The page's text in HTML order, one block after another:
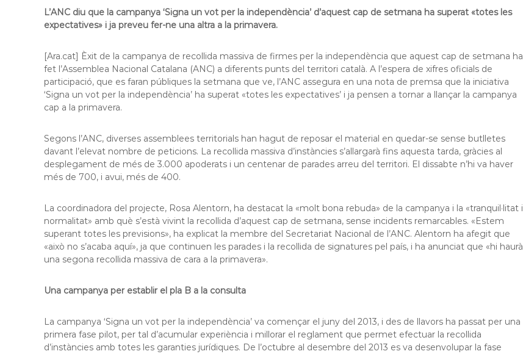
g
u
d
e
L
l
r
e
g
a
L’ANC diu que la campanya ‘Signa un vot per la independència’ d’aquest cap de setmana ha superat «totes les
expectatives» i ja preveu fer-ne una altra a la primavera.
[Ara.cat] Èxit de la campanya de recollida massiva de firmes per la independència que aquest cap de setmana ha
fet l’Assemblea Nacional Catalana (ANC) a diferents punts del territori català. A l’espera de xifres oficials de
participació, que es faran públiques la setmana que ve, l’ANC assegura en una nota de premsa que la iniciativa
‘Signa un vot per la independència’ ha superat «totes les expectatives’ i ja pensen a tornar a llançar la campanya
cap a la primavera.
Segons l’ANC, diverses assemblees territorials han hagut de reposar el material en quedar-se sense butlletes
davant l’elevat nombre de peticions. La recollida massiva d’instàncies s’allargarà fins aquesta tarda, gràcies al
desplegament de més de 3.000 apoderats i un centenar de parades arreu del territori. El dissabte n’hi va haver
més de 700, i avui, més de 400.
La coordinadora del projecte, Rosa Alentorn, ha destacat la «molt bona rebuda» de la campanya i la «tranquil·litat i
normalitat» amb què s’està vivint la recollida d’aquest cap de setmana, sense incidents remarcables. «Estem
superant totes les previsions», ha explicat la membre del Secretariat Nacional de l’ANC. Alentorn ha afegit que
«això no s’acaba aquí», ja que continuen les parades i la recollida de signatures pel país, i ha anunciat que «hi haurà
una segona recollida massiva de cara a la primavera».
Una campanya per establir el pla B a la consulta
La campanya ‘Signa un vot per la independència’ va començar el juny del 2013, i des de llavors ha passat per una
primera fase pilot, per tal d’acumular experiència i millorar el reglament que permet efectuar la recollida
d’instàncies amb totes les garanties jurídiques. De l’octubre al desembre del 2013 es va desenvolupar la fase